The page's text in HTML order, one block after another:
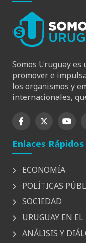
Somos Uruguay
promover e
los organismos y
internacionales,
Enlaces Rápidos
ECONOMÍA
POLÍTICAS
SOCIEDAD
URUGUAY EN
ANÁLISIS Y